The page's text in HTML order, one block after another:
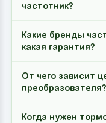
частотник?
Какие бренды
какая гарантия?
От чего зависит
преобразователя?
Когда нужен